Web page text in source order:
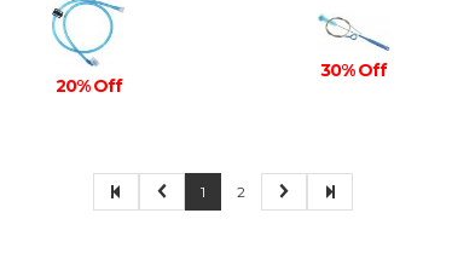
20% Off
30% Off
1 2